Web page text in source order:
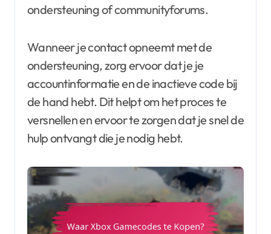
ondersteuning of communityforums.
Wanneer je contact opneemt met de
ondersteuning, zorg ervoor dat je je
accountinformatie en de inactieve code bij
de hand hebt. Dit helpt om het proces te
versnellen en ervoor te zorgen dat je snel de
hulp ontvangt die je nodig hebt.